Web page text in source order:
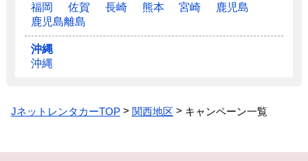
福岡
佐賀 長崎 熊本 宮崎
鹿児島
鹿児島離島
沖縄
沖縄
JネットレンタカーTOP 関西地区 キャンペーン一覧